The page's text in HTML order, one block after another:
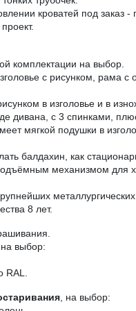
кроватей под
комплектации на выбор.
с рисунком, рама
в изголовье и в
дивана, с 3 спинками,
мягкой подушки в
балдахин, как
механизмом для
металлургических
8 лет.
выбор:
RAL.
, на выбор: